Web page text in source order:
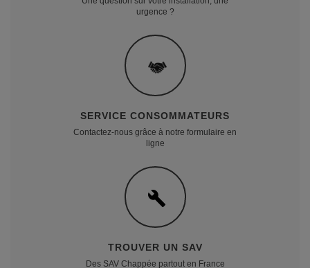
urgence ?
SERVICE CONSOMMATEURS
Contactez-nous grâce à notre formulaire en
ligne
TROUVER UN SAV
Des SAV Chappée partout en France